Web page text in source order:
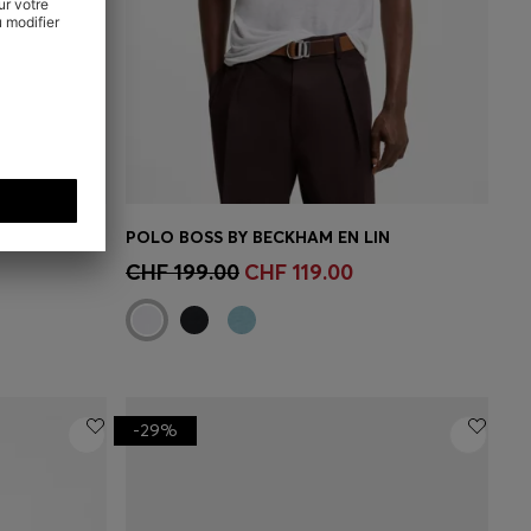
Achat rapide(Sélectionnez votre
taille)
POLO BOSS BY BECKHAM EN LIN
CHF 199.00 CHF 119.00
-29%